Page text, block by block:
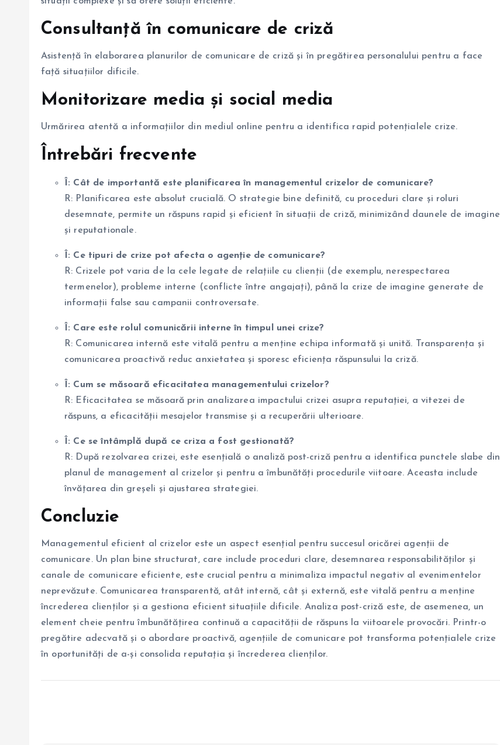
Consultanță în comunicare de criză
Asistență în elaborarea planurilor de comunicare de criză și în pregătirea personalului pentru a face
față situațiilor dificile.
Monitorizare media și social media
Urmărirea atentă a informațiilor din mediul online pentru a identifica rapid potențialele crize.
Întrebări frecvente
Î: Cât de importantă este planificarea în managementul crizelor de comunicare?
R: Planificarea este absolut crucială. O strategie bine definită, cu proceduri clare și roluri
desemnate, permite un răspuns rapid și eficient în situații de criză, minimizând daunele de imagine
și reputationale.
Î: Ce tipuri de crize pot afecta o agenție de comunicare?
R: Crizele pot varia de la cele legate de relațiile cu clienții (de exemplu, nerespectarea
termenelor), probleme interne (conflicte între angajați), până la crize de imagine generate de
informații false sau campanii controversate.
Î: Care este rolul comunicării interne în timpul unei crize?
R: Comunicarea internă este vitală pentru a menține echipa informată și unită. Transparența și
comunicarea proactivă reduc anxietatea și sporesc eficiența răspunsului la criză.
Î: Cum se măsoară eficacitatea managementului crizelor?
R: Eficacitatea se măsoară prin analizarea impactului crizei asupra reputației, a vitezei de
răspuns, a eficacității mesajelor transmise și a recuperării ulterioare.
Î: Ce se întâmplă după ce criza a fost gestionată?
R: După rezolvarea crizei, este esențială o analiză post-criză pentru a identifica punctele slabe din
planul de management al crizelor și pentru a îmbunătăți procedurile viitoare. Aceasta include
învățarea din greșeli și ajustarea strategiei.
Concluzie
Managementul eficient al crizelor este un aspect esențial pentru succesul oricărei agenții de
comunicare. Un plan bine structurat, care include proceduri clare, desemnarea responsabilităților și
canale de comunicare eficiente, este crucial pentru a minimaliza impactul negativ al evenimentelor
neprevăzute. Comunicarea transparentă, atât internă, cât și externă, este vitală pentru a menține
încrederea clienților și a gestiona eficient situațiile dificile. Analiza post-criză este, de asemenea, un
element cheie pentru îmbunătățirea continuă a capacității de răspuns la viitoarele provocări. Printr-o
pregătire adecvată și o abordare proactivă, agențiile de comunicare pot transforma potențialele crize
în oportunități de a-și consolida reputația și încrederea clienților.